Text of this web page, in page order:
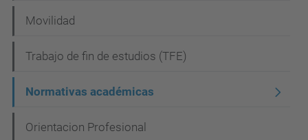
Movilidad
Trabajo de fin de estudios (TFE)
Normativas académicas
Orientacion Profesional